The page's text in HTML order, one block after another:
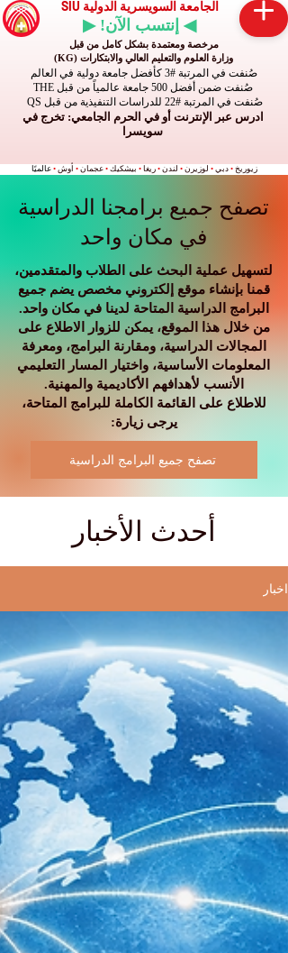
الجامعة السويسرية الدولية SIU
◀ إنتسب الآن! ▶
مرخصة ومعتمدة بشكل كامل من قبل
وزارة العلوم والتعليم العالي والابتكارات (KG)
صُنفت في المرتبة #3 كأفضل جامعة دولية في العالم
صُنفت ضمن أفضل 500 جامعة عالمياً من قبل THE
صُنفت في المرتبة #22 للدراسات التنفيذية من قبل QS
ادرس عبر الإنترنت أو في الحرم الجامعي: تخرج في
سويسرا
زيوريخ • دبي • لوزيرن • لندن • ريغا • بيشكيك • عجمان • أوش • عالميًا
تصفح جميع برامجنا الدراسية
في مكان واحد
لتسهيل عملية البحث على الطلاب والمتقدمين،
قمنا بإنشاء موقع إلكتروني مخصص يضم جميع
البرامج الدراسية المتاحة لدينا في مكان واحد.
من خلال هذا الموقع، يمكن للزوار الاطلاع على
المجالات الدراسية، ومقارنة البرامج، ومعرفة
المعلومات الأساسية، واختيار المسار التعليمي
الأنسب لأهدافهم الأكاديمية والمهنية.
للاطلاع على القائمة الكاملة للبرامج المتاحة،
يرجى زيارة:
تصفح جميع البرامج الدراسية
أحدث الأخبار
اخبار